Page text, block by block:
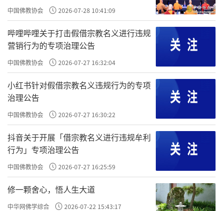
距离不远的地方，还有另一个国家，该国
的国王，也以各种美食供养当时印度的婆罗门
修行人。这位国王用金玉珠宝和彩绸流苏，制
作了五百支伞形的精致宝幢，极其珍贵华丽，
但是却没有人会舞弄这种宝幢。于是，国王慎
重地宣布：凡是有人具有耍舞这种大宝幢的技
艺，就要送一支这种珍贵无比的宝幢给他。
当时，远方许多国家中的贫苦百姓们，都
听到了这个消息，竞相转告。其中有五百位穷
人从各地汇集至一处，共同切磋了舞弄把耍这
种宝幢的各种技巧，然后邀约一起出发，要到
该国去献艺，以领取价值不菲的宝幢，希望从
中国佛教协会 2026-07-28 10:41:09
哔哩哔哩关于打击假借宗教名义进行违规
营销行为的专项治理公告
中国佛教协会 2026-07-27 16:32:04
小红书针对假借宗教名义违规行为的专项
治理公告
中国佛教协会 2026-07-27 16:30:22
抖音关于开展「借宗教名义进行违规牟利
行为」专项治理公告
中国佛教协会 2026-07-27 16:25:59
修一颗舍心，悟人生大道
中华网佛学综合 2026-07-22 15:43:17